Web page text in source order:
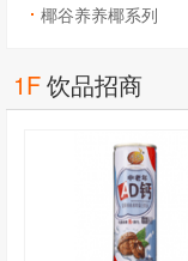
木盒250ml*12盒礼
椰谷养养椰系列
1F饮品招商